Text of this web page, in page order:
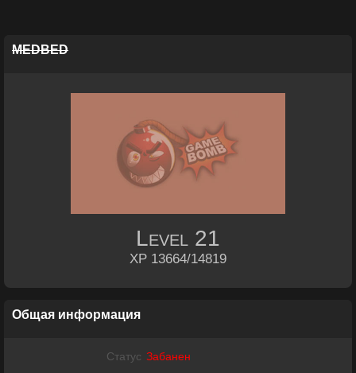
MEDBED
Level 21
XP 13664/14819
Общая информация
Статус Забанен